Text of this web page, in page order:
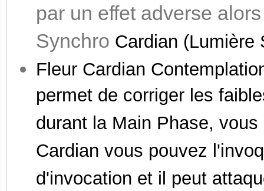
par un effet adverse
Synchro Cardian (Lumière
Fleur Cardian
permet de corriger les
durant la Main Phase,
Cardian vous pouvez
d'invocation et il peut